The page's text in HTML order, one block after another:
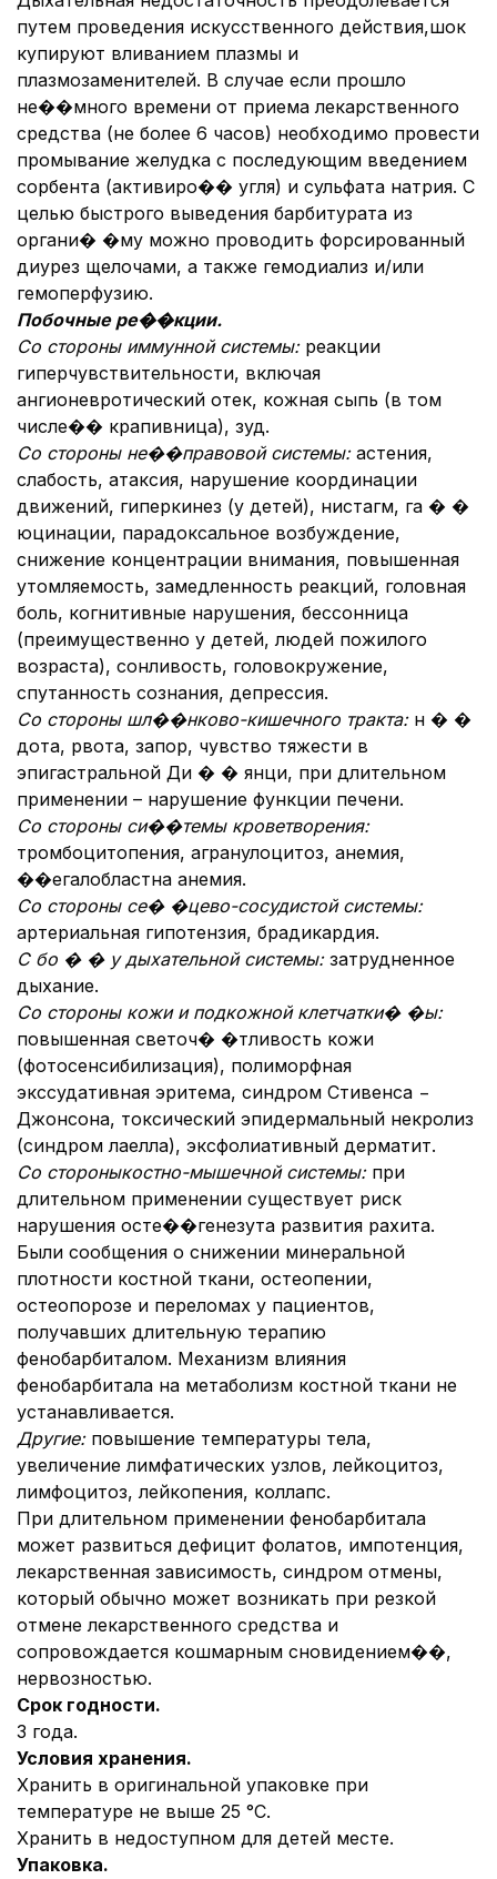
путем проведения искусственного действия,шок
купируют вливанием плазмы и
плазмозаменителей. В случае если прошло
не��много времени от приема лекарственного
средства (не более 6 часов) необходимо провести
промывание желудка с последующим введением
сорбента (активиро�� угля) и сульфата натрия. С
целью быстрого выведения барбитурата из
органи� �му можно проводить форсированный
диурез щелочами, а также гемодиализ и/или
гемоперфузию.
Побочные ре��кции.
Со стороны иммунной системы: реакции
гиперчувствительности, включая
ангионевротический отек, кожная сыпь (в том
числе�� крапивница), зуд.
Со стороны не��правовой системы: астения,
слабость, атаксия, нарушение координации
движений, гиперкинез (у детей), нистагм, га � �
юцинации, парадоксальное возбуждение,
снижение концентрации внимания, повышенная
утомляемость, замедленность реакций, головная
боль, когнитивные нарушения, бессонница
(преимущественно у детей, людей пожилого
возраста), сонливость, головокружение,
спутанность сознания, депрессия.
Со стороны шл��нково-кишечного тракта: н � �
дота, рвота, запор, чувство тяжести в
эпигастральной Ди � � янци, при длительном
применении – нарушение функции печени.
Со стороны си��темы кроветворения:
тромбоцитопения, агранулоцитоз, анемия,
��егалобластна анемия.
Со стороны се� �цево-сосудистой системы:
артериальная гипотензия, брадикардия.
С бо � � у дыхательной системы: затрудненное
дыхание.
Со стороны кожи и подкожной клетчатки� �ы:
повышенная светоч� �тливость кожи
(фотосенсибилизация), полиморфная
экссудативная эритема, синдром Стивенса −
Джонсона, токсический эпидермальный некролиз
(синдром лаелла), эксфолиативный дерматит.
Со стороныкостно-мышечной системы: при
длительном применении существует риск
нарушения осте��генезута развития рахита.
Были сообщения о снижении минеральной
плотности костной ткани, остеопении,
остеопорозе и переломах у пациентов,
получавших длительную терапию
фенобарбиталом. Механизм влияния
фенобарбитала на метаболизм костной ткани не
устанавливается.
Другие: повышение температуры тела,
увеличение лимфатических узлов, лейкоцитоз,
лимфоцитоз, лейкопения, коллапс.
При длительном применении фенобарбитала
может развиться дефицит фолатов, импотенция,
лекарственная зависимость, синдром отмены,
который обычно может возникать при резкой
отмене лекарственного средства и
сопровождается кошмарным сновидением��,
нервозностью.
Срок годности.
3 года.
Условия хранения.
Хранить в оригинальной упаковке при
температуре не выше 25 °С.
Хранить в недоступном для детей месте.
Упаковка.